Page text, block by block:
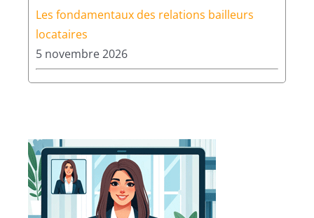
La copropriété : l’essentiel à connaître
22 octobre 2026
Les fondamentaux des relations bailleurs
locataires